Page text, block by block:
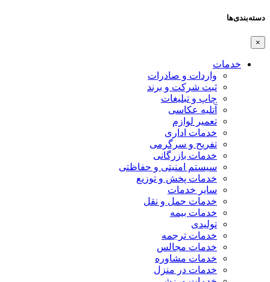
دسته‌بندی‌ها
×
خدمات
واردات و صادرات
ثبت شرکت و برند
چاپ و تبلیغات
آتلیه عکاسی
تعمیر لوازم
خدمات اداری
تفریح و سرگرمی
خدمات بازرگانی
سیستم امنیتی و حفاظتی
خدمات پخش و توزیع
سایر خدمات
خدمات حمل و نقل
خدمات بیمه
تولیدی
خدمات ترجمه
خدمات مجالس
خدمات مشاوره
خدمات در منزل